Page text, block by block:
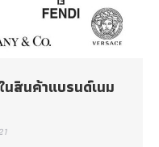
นสินค้าแบรนด์เนม